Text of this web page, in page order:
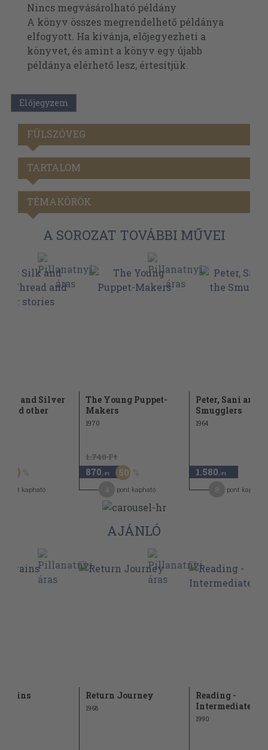
Nincs megvásárolható példány
A könyv összes megrendelhető példánya
elfogyott. Ha kívánja, előjegyezheti a
könyvet, és amint a könyv egy újabb
példánya elérhető lesz, értesítjük.
Előjegyzem
FÜLSZÖVEG
TARTALOM
TÉMAKÖRÖK
A SOROZAT TOVÁBBI MŰVEI
and Silver
and other
50
pont kapható
The Young Puppet-
Makers
1970
1.740 Ft
870 ,-Ft 50
pont kapható
Peter, Sani and
Smugglers
1964
1.580 ,-Ft
pont kapható
AJÁNLÓ
Trains Return Journey
1968
Reading -
Intermediate
1990